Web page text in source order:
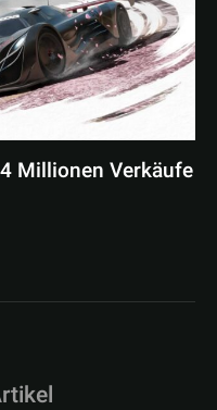
Millionen Verkäufe